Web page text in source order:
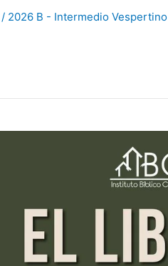
/ 2026 B - Intermedio Vespertino